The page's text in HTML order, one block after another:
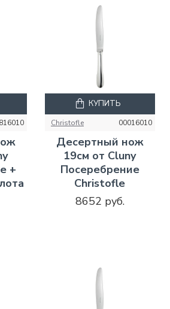
+
Christofle 00016010
Десертный нож
19см от Cluny
Посеребрение
Christofle
8652 руб.
КУПИТЬ